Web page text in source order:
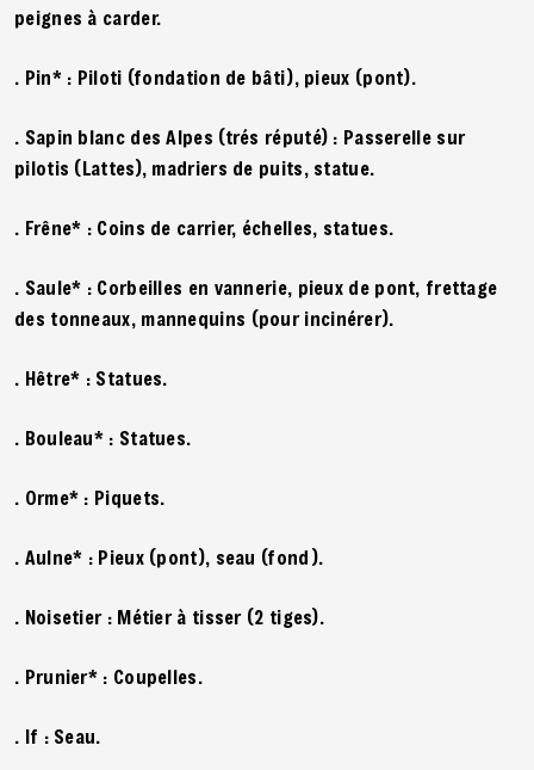
peignes à carder.
. Pin* : Piloti (fondation de bâti), pieux (pont).
. Sapin blanc des Alpes (trés réputé) : Passerelle sur
pilotis (Lattes), madriers de puits, statue.
. Frêne* : Coins de carrier, échelles, statues.
. Saule* : Corbeilles en vannerie, pieux de pont, frettage
des tonneaux, mannequins (pour incinérer).
. Hêtre* : Statues.
. Bouleau* : Statues.
. Orme* : Piquets.
. Aulne* : Pieux (pont), seau (fond).
. Noisetier : Métier à tisser (2 tiges).
. Prunier* : Coupelles.
. If : Seau.